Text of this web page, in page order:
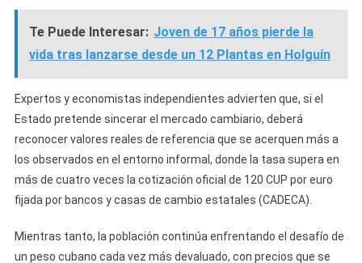
Te Puede Interesar: Joven de 17 años pierde la
vida tras lanzarse desde un 12 Plantas en Holguín
Expertos y economistas independientes advierten que, si el
Estado pretende sincerar el mercado cambiario, deberá
reconocer valores reales de referencia que se acerquen más a
los observados en el entorno informal, donde la tasa supera en
más de cuatro veces la cotización oficial de 120 CUP por euro
fijada por bancos y casas de cambio estatales (CADECA).
Mientras tanto, la población continúa enfrentando el desafío de
un peso cubano cada vez más devaluado, con precios que se